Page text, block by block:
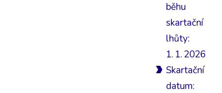
běhu
skartační
lhůty:
1. 1. 2026
Skartační
datum: